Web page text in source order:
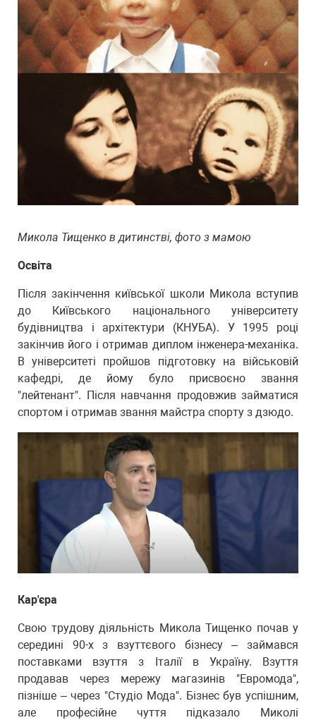
Микола Тищенко в дитинстві, фото з мамою
Освіта
Після закінчення київської школи Микола вступив
до Київського національного університету
будівництва і архітектури (КНУБА). У 1995 році
закінчив його і отримав диплом інженера-механіка.
В університеті пройшов підготовку на військовій
кафедрі, де йому було присвоєно звання
"лейтенант". Після навчання продовжив займатися
спортом і отримав звання майстра спорту з дзюдо.
Кар'єра
Свою трудову діяльність Микола Тищенко почав у
середині 90-х з взуттєвого бізнесу – займався
поставками взуття з Італії в Україну. Взуття
продавав через мережу магазинів "Евромода",
пізніше – через "Студіо Мода". Бізнес був успішним,
але професійне чуття підказало Миколі